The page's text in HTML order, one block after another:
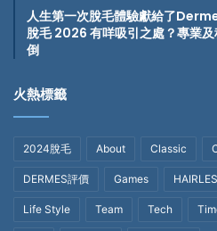
人生第一次脫毛體驗獻給了
脫毛 2026 有咩吸引之處？專業
倒
火熱標籤
2024脫毛 About Classic
DERMES評價 Games
Life Style Team Tech